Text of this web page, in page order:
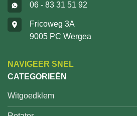
06 - 83 31 51 92
Fricoweg 3A
9005 PC Wergea
NAVIGEER SNEL
CATEGORIEËN
Witgoedklem